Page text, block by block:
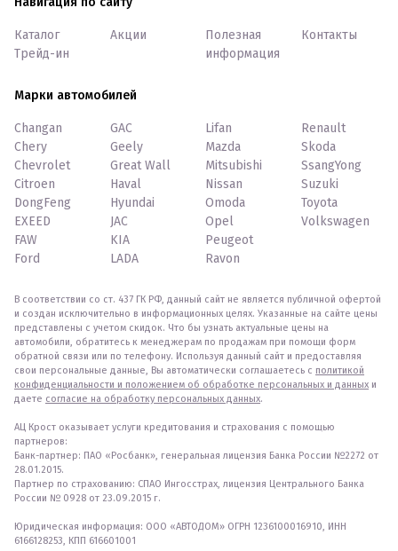
Каталог
Трейд-ин
Акции
Полезная
информация
Контакты
Марки автомобилей
Changan
Chery
Chevrolet
Citroen
DongFeng
EXEED
FAW
Ford
GAC
Geely
Great Wall
Haval
Hyundai
JAC
KIA
LADA
Lifan
Mazda
Mitsubishi
Nissan
Omoda
Opel
Peugeot
Ravon
Renault
Skoda
SsangYong
Suzuki
Toyota
Volkswagen
В соответствии со ст. 437 ГК РФ, данный сайт не является публичной офертой
и создан исключительно в информационных целях. Указанные на сайте цены
представлены с учетом скидок. Что бы узнать актуальные цены на
автомобили, обратитесь к менеджерам по продажам при помощи форм
обратной связи или по телефону. Используя данный сайт и предоставляя
свои персональные данные, Вы автоматически соглашаетесь с политикой
конфиденциальности и положением об обработке персональных и данных и
даете согласие на обработку персональных данных.
АЦ Крост оказывает услуги кредитования и страхования с помощью
партнеров:
Банк-партнер: ПАО «Росбанк», генеральная лицензия Банка России №2272 от
28.01.2015.
Партнер по страхованию: СПАО Ингосстрах, лицензия Центрального Банка
России № 0928 от 23.09.2015 г.
Юридическая информация: ООО «АВТОДОМ» ОГРН 1236100016910, ИНН
6166128253, КПП 616601001